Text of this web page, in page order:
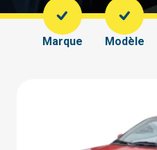
Marque Modèle